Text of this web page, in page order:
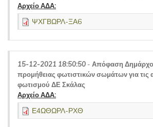
Αρχείο ΑΔΑ:
ΨΧΓΒΩΡΛ-ΞΑ6
15-12-2021 18:50:50 - Απόφαση
προμήθειας φωτιστικών σωμάτων για τις
φωτισμού ΔΕ Σκάλας
Αρχείο ΑΔΑ:
Ε4ΩΘΩΡΛ-ΡΧΘ